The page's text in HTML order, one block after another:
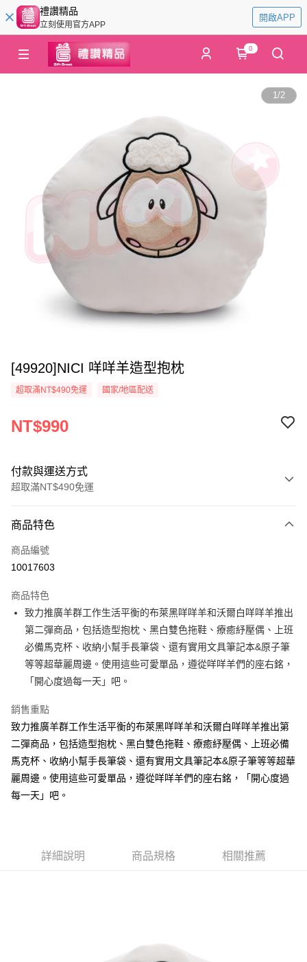
禮讚精品
立刻使用官方APP
開啟APP
0
1/2
[49920]NICI 咩咩羊造型抱枕
超取滿NT$490免運 國家/地區配送
NT$990
付款與運送方式
超取滿NT$490免運
信用卡一次付款
超商取貨付款
Apple Pay
街口支付
悠遊付
AFTEE先享後付
相關說明
AFTEE先享後付是「在收到商品之後才付款」的支付方式。 讓您購物簡單
便利好安心！
１．簡單：不需註冊會員、不需綁卡、不需儲值。
２．便利：只要手機號碼，簡訊認證，即可結帳。
３．安心：先確認商品／服務後，再付款。
３．收到繳費通知簡訊後14天內，點擊此簡訊中的連結，可透過四大超商／
ATM付款
運送方式
全家付款取貨
每筆NT$100，滿NT$490(含以上)免運費
商品特色
商品編號
10017603
商品特色
致力推廣羊群工作生活平衡的布萊黑咩咩羊和沃爾白咩咩羊推出
第二彈商品，包括造型抱枕、黑白雙色拖鞋、療癒紓壓偶、上班
必備馬克杯、收納小幫手長筆袋、還有實用文具筆記本&原子筆
等等超華麗周邊。使用這些可愛單品，遵從咩咩羊們的座右銘，
「開心度過每一天」吧。
銷售重點
致力推廣羊群工作生活平衡的布萊黑咩咩羊和沃爾白咩咩羊推出第
二彈商品，包括造型抱枕、黑白雙色拖鞋、療癒紓壓偶、上班必備
馬克杯、收納小幫手長筆袋、還有實用文具筆記本&原子筆等等超華
麗周邊。使用這些可愛單品，遵從咩咩羊們的座右銘，「開心度過
每一天」吧。
詳細說明 商品規格 相關推薦